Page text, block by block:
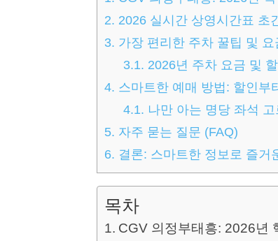
2. 2026 실시간 상영시간표 초
3. 가장 편리한 주차 꿀팁 및 요
3.1. 2026년 주차 요금 및
4. 스마트한 예매 방법: 할인부
4.1. 나만 아는 명당 좌석 고
5. 자주 묻는 질문 (FAQ)
6. 결론: 스마트한 정보로 즐거
목차
CGV 의정부태흥: 2026년